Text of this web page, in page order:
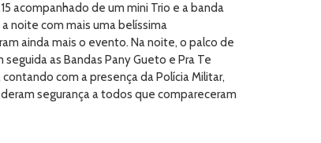
acompanhado de um mini Trio e a banda
noite com mais uma belíssima
ainda mais o evento. Na noite, o palco de
as Bandas Pany Gueto e Pra Te
com a presença da Polícia Militar,
segurança a todos que compareceram